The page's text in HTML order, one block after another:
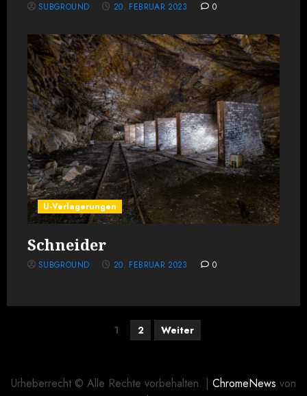
SUBGROUND 20. FEBRUAR 2023 0
U-Verlagerungen
Schneider
SUBGROUND 20. FEBRUAR 2023 0
Seitennummerierung
Beiträge
1 2 Weiter
Urheberrecht © Alle Rechte vorbehalten. | ChromeNews von